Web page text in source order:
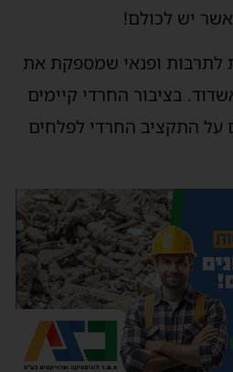
יש לכולם!
ופנאי שמספקת את
בציבור החרדי קיימים
על התקציב החרדי לפלחים